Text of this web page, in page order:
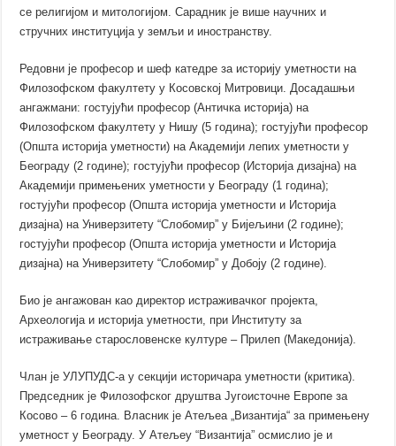
се религијом и митологијом. Сарадник је више научних и
стручних институција у земљи и иностранству.
Редовни је професор и шеф катедре за историју уметности на
Филозофском факултету у Косовској Митровици. Досадашњи
ангажмани: гостујући професор (Античка историја) на
Филозофском факултету у Нишу (5 година); гостујући професор
(Општа историја уметности) на Академији лепих уметности у
Београду (2 године); гостујући професор (Историја дизајна) на
Академији примењених уметности у Београду (1 година);
гостујући професор (Општа историја уметности и Историја
дизајна) на Универзитету “Слобомир” у Бијељини (2 године);
гостујући професор (Општа историја уметности и Историја
дизајна) на Универзитету “Слобомир” у Добоју (2 године).
Био је ангажован као директор истраживачког пројекта,
Археологија и историја уметности, при Институту за
истраживање старословенске културе – Прилеп (Македонија).
Члан је УЛУПУДС-а у секцији историчара уметности (критика).
Председник је Филозофског друштва Југоисточне Европе за
Косово – 6 година. Власник је Атељеа „Византија“ за примењену
уметност у Београду. У Атељеу “Византија” осмислио је и